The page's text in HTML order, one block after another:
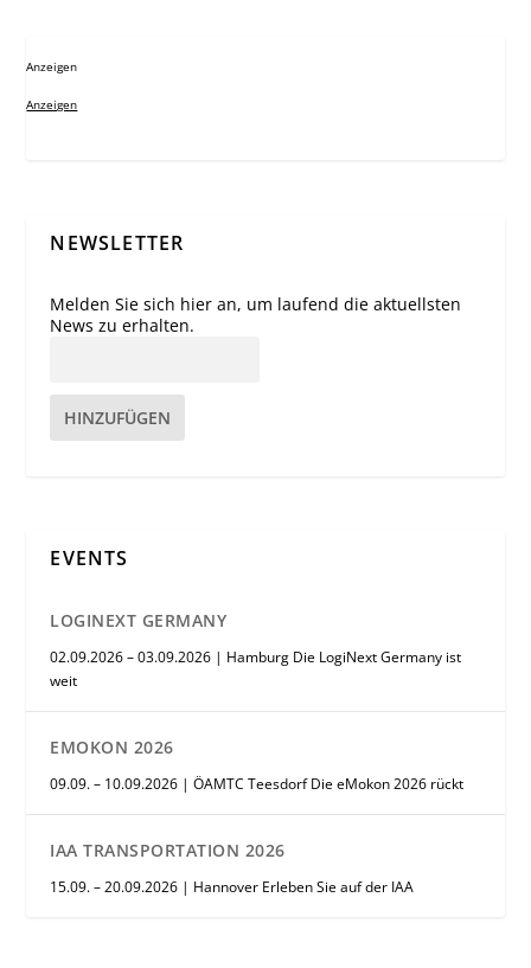
Anzeigen
Anzeigen
NEWSLETTER
Melden Sie sich hier an, um laufend die aktuellsten
News zu erhalten.
HINZUFÜGEN
EVENTS
LOGINEXT GERMANY
02.09.2026 – 03.09.2026 | Hamburg Die LogiNext Germany ist
weit
EMOKON 2026
09.09. – 10.09.2026 | ÖAMTC Teesdorf Die eMokon 2026 rückt
IAA TRANSPORTATION 2026
15.09. – 20.09.2026 | Hannover Erleben Sie auf der IAA